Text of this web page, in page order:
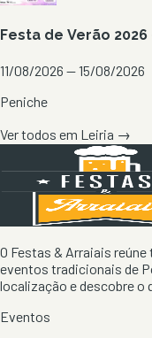
Festa de Verão
11/08/2026 — 15/08/2026
Peniche
Ver todos em Leiria →
O Festas & Arraiais
eventos tradicionais de
localização e descobre o
Eventos